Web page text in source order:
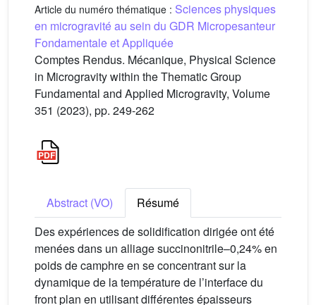
Article du numéro thématique : Sciences physiques
en microgravité au sein du GDR Micropesanteur
Fondamentale et Appliquée
Comptes Rendus. Mécanique, Physical Science
in Microgravity within the Thematic Group
Fundamental and Applied Microgravity, Volume
351 (2023), pp. 249-262
Abstract (VO)
Résumé
Des expériences de solidification dirigée ont été
menées dans un alliage succinonitrile–0,24% en
poids de camphre en se concentrant sur la
dynamique de la température de l’interface du
front plan en utilisant différentes épaisseurs